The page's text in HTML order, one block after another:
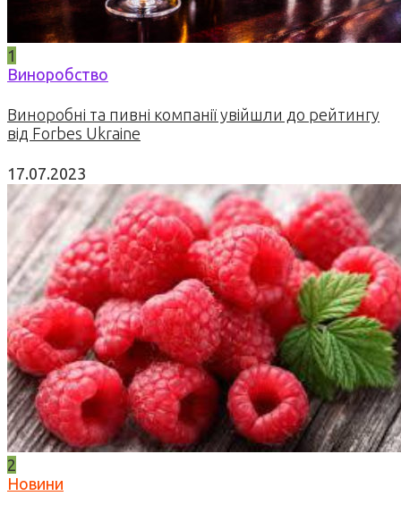
1
Виноробство
Виноробні та пивні компанії увійшли до рейтингу
від Forbes Ukraine
17.07.2023
2
Новини